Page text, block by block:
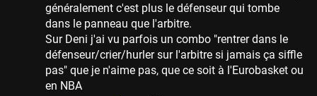
généralement c'est plus le défenseur qui tombe
dans le panneau que l'arbitre.
Sur Deni j'ai vu parfois un combo "rentrer dans le
défenseur/crier/hurler sur l'arbitre si jamais ça siffle
pas" que je n'aime pas, que ce soit à l'Eurobasket ou
en NBA